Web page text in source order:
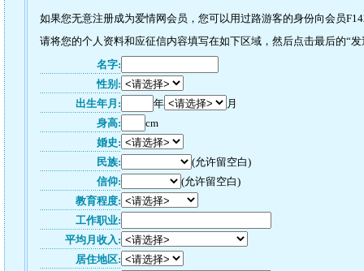
如果您无意注册成为爱情网会员，您可以用过路游客的身份向会员
请将您的个人资料和应征信内容填写在如下区域，然后点击最后的“
名字:
性别:
出生年月:
年
月
身高:
cm
婚史:
民族:
(允许留空白)
信仰:
(允许留空白)
教育程度:
工作职业:
平均月收入:
居住地区: